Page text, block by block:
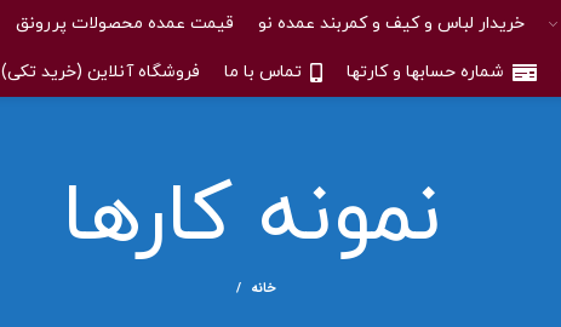
خریدار لباس و کیف و کمربند عمده نو قیمت عمده محصولات پررونق
شماره حسابها و کارتها تماس با ما فروشگاه آنلاین (خرید تکی)
نمونه کارها
خانه